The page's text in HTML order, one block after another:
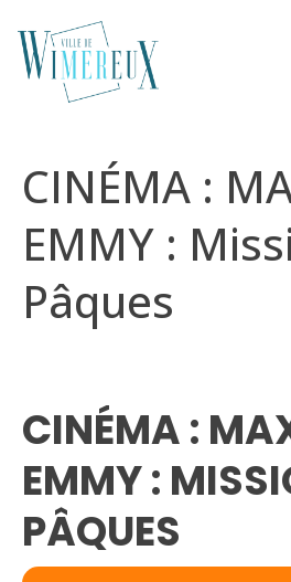
CINÉMA :
EMMY :
Pâques
CINÉMA :
EMMY :
PÂQUES